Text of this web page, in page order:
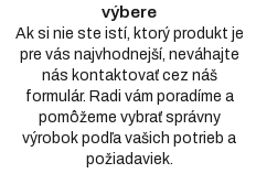
výbere
Ak si nie ste istí, ktorý produkt je
pre vás najvhodnejší, neváhajte
nás kontaktovať cez náš
formulár. Radi vám poradíme a
pomôžeme vybrať správny
výrobok podľa vašich potrieb a
požiadaviek.